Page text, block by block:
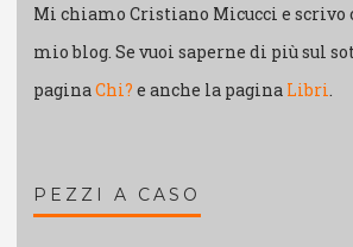
Mi chiamo Cristiano Micucci e scrivo
mio blog. Se vuoi saperne di più sul
paginaChi? e anche la pagina Libri.
PEZZI A CASO